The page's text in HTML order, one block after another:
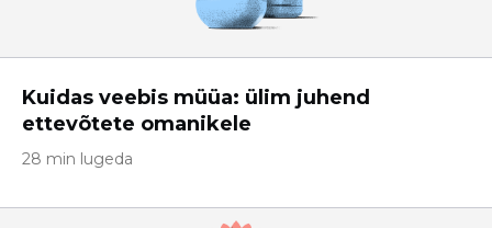
Kuidas veebis müüa: ülim juhend
ettevõtete omanikele
28 min lugeda